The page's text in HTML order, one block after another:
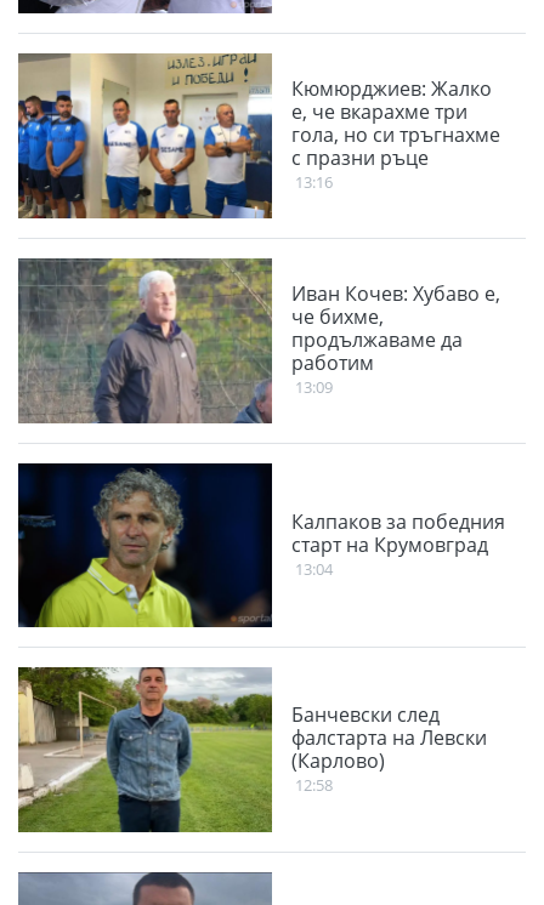
Кюмюрджиев: Жалко
е, че вкарахме три
гола, но си тръгнахме
с празни ръце
13:16
Иван Кочев: Хубаво е,
че бихме,
продължаваме да
работим
13:09
Калпаков за победния
старт на Крумовград
13:04
Банчевски след
фалстарта на Левски
(Карлово)
12:58